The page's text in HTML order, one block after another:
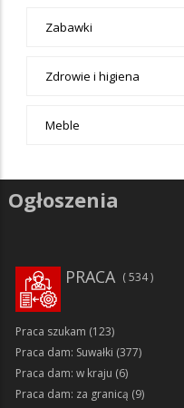
Zabawki
Zdrowie i higiena
Meble
Ogłoszenia
PRACA 534
Praca szukam (123)
Praca dam: Suwałki (377)
Praca dam: w kraju (6)
Praca dam: za granicą (9)